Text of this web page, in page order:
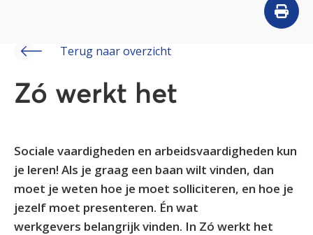
Terug naar overzicht
Zó werkt het
Sociale vaardigheden en arbeidsvaardigheden kun
je leren! Als je graag een baan wilt vinden, dan
moet je weten hoe je moet solliciteren, en hoe je
jezelf moet presenteren. Én wat
werkgevers belangrijk vinden. In Zó werkt het